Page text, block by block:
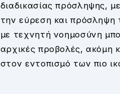
διαδικασίας πρόσληψης,
την εύρεση και
με τεχνητή νοημοσύνη
αρχικές προβολές, ακόμη
στον εντοπισμό των πιο